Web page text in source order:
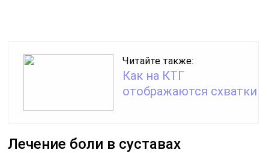
Читайте также:
Как на КТГ
отображаются схватки
Лечение боли в суставах